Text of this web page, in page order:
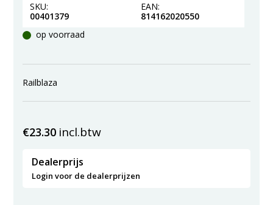
SKU:
00401379
EAN:
814162020550
op voorraad
Railblaza
€23.30 incl.btw
Dealerprijs
Login voor de dealerprijzen